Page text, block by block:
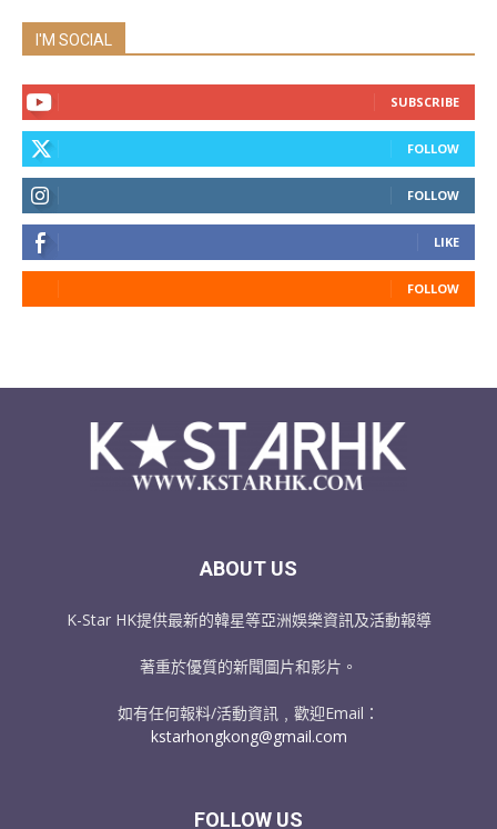
I'M SOCIAL
SUBSCRIBE
FOLLOW
FOLLOW
LIKE
FOLLOW
ABOUT US
K-Star HK提供最新的韓星等亞洲娛樂資訊及活動報導
著重於優質的新聞圖片和影片。
如有任何報料/活動資訊﹐歡迎Email：
kstarhongkong@gmail.com
FOLLOW US